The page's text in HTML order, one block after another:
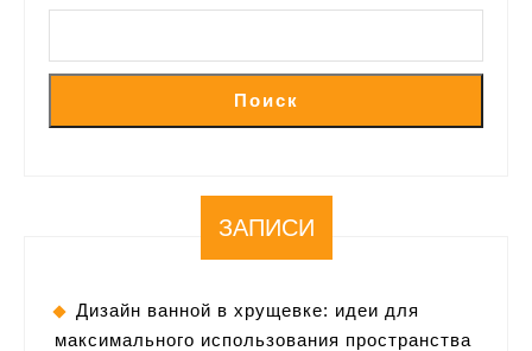
Поиск
ЗАПИСИ
Дизайн ванной в хрущевке: идеи для
максимального использования пространства